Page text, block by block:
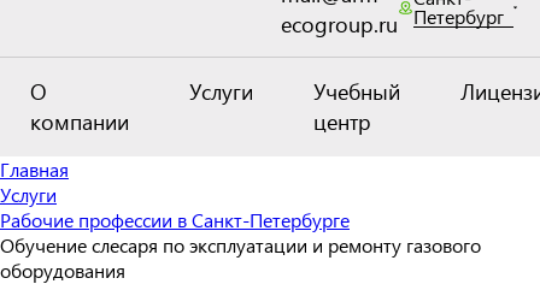
ecogroup.ru
Петербург
О
компании
Услуги
Учебный
центр
Главная
Услуги
Рабочие профессии в Санкт-Петербурге
Обучение слесаря по эксплуатации и ремонту газового
оборудования